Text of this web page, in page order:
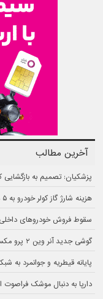
آخرین مطالب
پزشکیان: تصمیم به
هزینه شارژ گاز کولر خودرو به ۵ میلیون تومان رسید!
سقوط فروش خودروهای داخلی در ۱۴۰۵؛ سایپا و پارس‌خودرو بیشترین
گوشی جدید آنر وین ۲ پرو مکس با باتری غول‌پیکر ۱۰،۰۰۰ میلی‌آمپری در راه است!
پایانه قیطریه و جوانمرد به
دارپا به دنبال موشک فراصوت